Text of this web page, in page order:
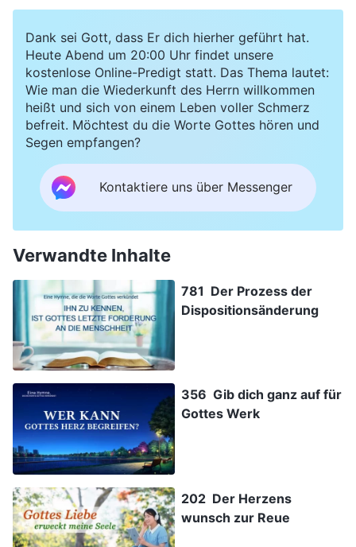
Dank sei Gott, dass Er dich hierher geführt hat.
Heute Abend um 20:00 Uhr findet unsere
kostenlose Online-Predigt statt. Das Thema lautet:
Wie man die Wiederkunft des Herrn willkommen
heißt und sich von einem Leben voller Schmerz
befreit. Möchtest du die Worte Gottes hören und
Segen empfangen?
Kontaktiere uns über Messenger
Verwandte Inhalte
781 Der Prozess der
Dispositionsänderung
356 Gib dich ganz auf für
Gottes Werk
202 Der Herzens
wunsch zur Reue